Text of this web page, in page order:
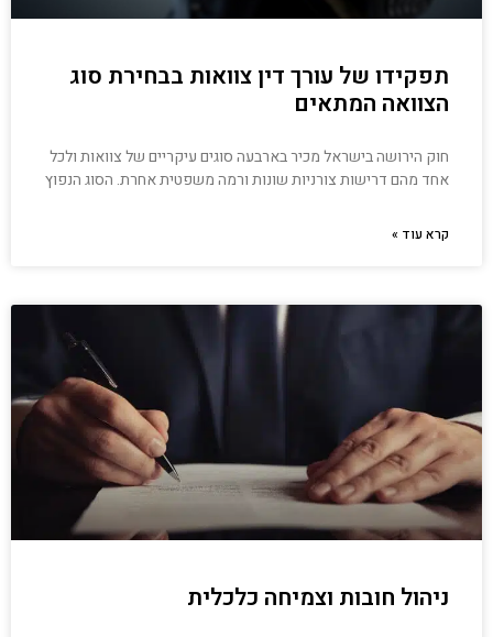
תפקידו של עורך דין צוואות בבחירת סוג
הצוואה המתאים
חוק הירושה בישראל מכיר בארבעה סוגים עיקריים של צוואות ולכל
אחד מהם דרישות צורניות שונות ורמה משפטית אחרת. הסוג הנפוץ
קרא עוד »
ניהול חובות וצמיחה כלכלית